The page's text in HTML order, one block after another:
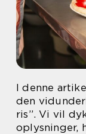
I denne
den
ris”. Vi vil
oplysninger,